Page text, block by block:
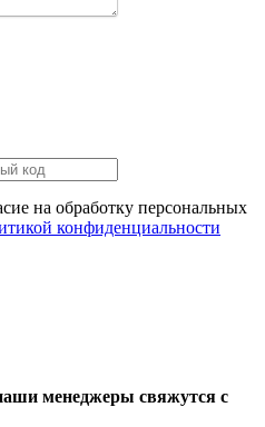
на обработку персональных
конфиденциальности
менеджеры свяжутся с